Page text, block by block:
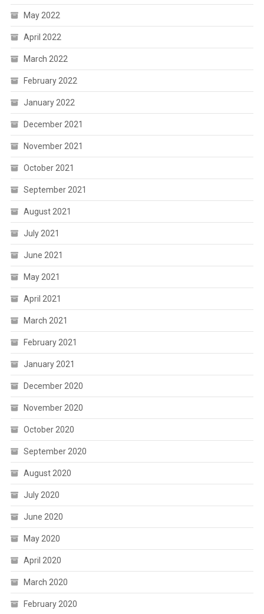
May 2022
April 2022
March 2022
February 2022
January 2022
December 2021
November 2021
October 2021
September 2021
August 2021
July 2021
June 2021
May 2021
April 2021
March 2021
February 2021
January 2021
December 2020
November 2020
October 2020
September 2020
August 2020
July 2020
June 2020
May 2020
April 2020
March 2020
February 2020